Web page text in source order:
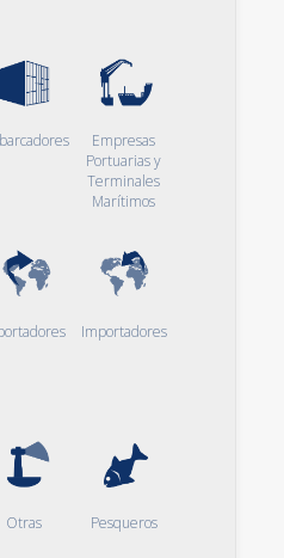
Empresas
Portuarias y
Terminales
Marítimos
Importadores
Otras Pesqueros